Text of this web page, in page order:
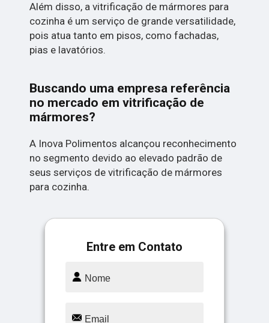
Além disso, a vitrificação de mármores para
cozinha é um serviço de grande versatilidade,
pois atua tanto em pisos, como fachadas,
pias e lavatórios.
Buscando uma empresa referência
no mercado em vitrificação de
mármores?
A Inova Polimentos alcançou reconhecimento
no segmento devido ao elevado padrão de
seus serviços de vitrificação de mármores
para cozinha.
Entre em Contato